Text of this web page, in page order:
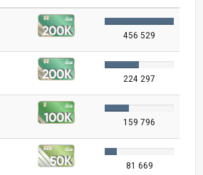
456 529
224 297
159 796
81 669